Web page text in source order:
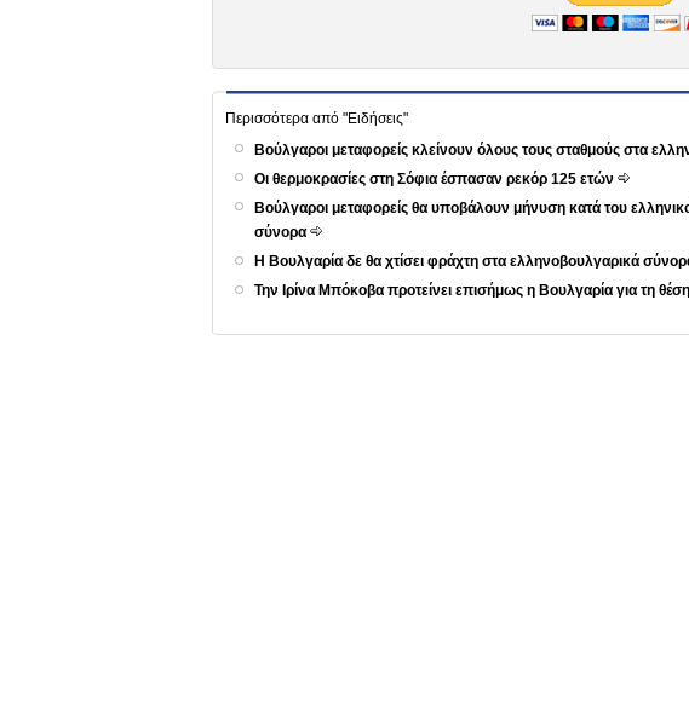
Περισσότερα από "Ειδήσεις"
Βούλγαροι μεταφορείς κλείνουν όλους τους σταθμούς στα
Οι θερμοκρασίες στη Σόφια έσπασαν ρεκόρ 125 ετών
Βούλγαροι μεταφορείς θα υποβάλουν μήνυση κατά του
σύνορα
Η Βουλγαρία δε θα χτίσει φράχτη στα ελληνοβουλγαρικά
Την Ιρίνα Μπόκοβα προτείνει επισήμως η Βουλγαρία για τη